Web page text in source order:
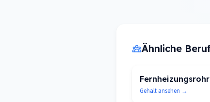
Ähnliche
Gehalt ansehen →